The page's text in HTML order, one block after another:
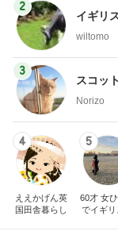
2
イギリ
wiltomo
3
スコッ
Norizo
4
ええかげん英
国田舎暮らし
5
60才 女
でイギリ